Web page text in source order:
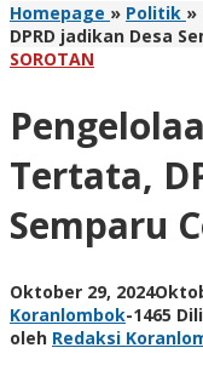
Homepage » Politik »
DPRD jadikan Desa
SOROTAN
Tertata,
Semparu
Oktober 29, 2024
Koranlombok-1465
oleh Redaksi